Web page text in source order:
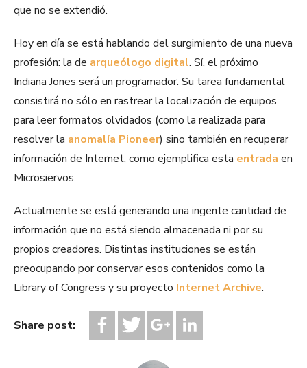
que no se extendió.
Hoy en día se está hablando del surgimiento de una nueva
profesión: la de arqueólogo digital. Sí, el próximo
Indiana Jones será un programador. Su tarea fundamental
consistirá no sólo en rastrear la localización de equipos
para leer formatos olvidados (como la realizada para
resolver la anomalía Pioneer) sino también en recuperar
información de Internet, como ejemplifica esta entrada en
Microsiervos.
Actualmente se está generando una ingente cantidad de
información que no está siendo almacenada ni por su
propios creadores. Distintas instituciones se están
preocupando por conservar esos contenidos como la
Library of Congress y su proyecto Internet Archive.
Share post: